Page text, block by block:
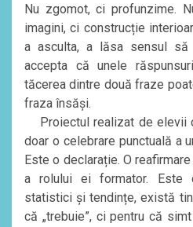
Nu zgomot, ci profunzime.
imagini, ci construcție
a asculta, a lăsa sensul
accepta că unele
tăcerea dintre două fraze
fraza însăși.
Proiectul realizat de elevii
doar o celebrare punctuală a
Este o declarație. O
a rolului ei formator. Este
statistici și tendințe, există
că „trebuie”, ci pentru că